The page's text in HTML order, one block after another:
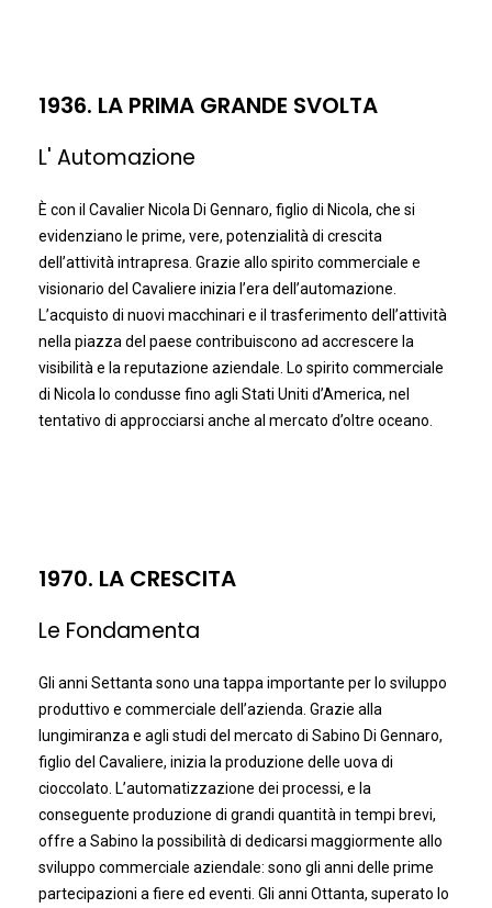
1936. LA PRIMA GRANDE SVOLTA
L' Automazione
È con il Cavalier Nicola Di Gennaro, figlio di Nicola, che si
evidenziano le prime, vere, potenzialità di crescita
dell’attività intrapresa. Grazie allo spirito commerciale e
visionario del Cavaliere inizia l’era dell’automazione.
L’acquisto di nuovi macchinari e il trasferimento dell’attività
nella piazza del paese contribuiscono ad accrescere la
visibilità e la reputazione aziendale. Lo spirito commerciale
di Nicola lo condusse fino agli Stati Uniti d’America, nel
tentativo di approcciarsi anche al mercato d’oltre oceano.
1970. LA CRESCITA
Le Fondamenta
Gli anni Settanta sono una tappa importante per lo sviluppo
produttivo e commerciale dell’azienda. Grazie alla
lungimiranza e agli studi del mercato di Sabino Di Gennaro,
figlio del Cavaliere, inizia la produzione delle uova di
cioccolato. L’automatizzazione dei processi, e la
conseguente produzione di grandi quantità in tempi brevi,
offre a Sabino la possibilità di dedicarsi maggiormente allo
sviluppo commerciale aziendale: sono gli anni delle prime
partecipazioni a fiere ed eventi. Gli anni Ottanta, superato lo